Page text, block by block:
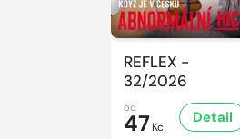
REFLEX -
32/2026
od
47 Kč
Detail